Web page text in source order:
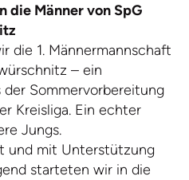
die Männer von SpG
die 1. Männermannschaft
– ein
Sommervorbereitung
Kreisliga. Ein echter
Jungs.
und mit Unterstützung
starteten wir in die